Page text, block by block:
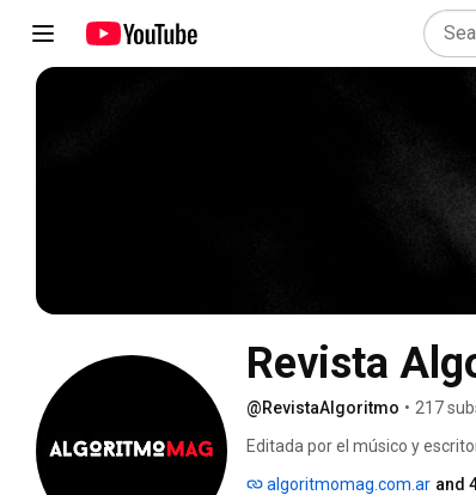
Revista
@RevistaAlgoritmo • 217
Editada por el músico y
algoritmomag.com.ar and